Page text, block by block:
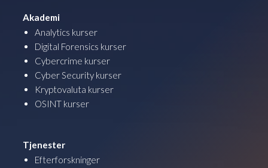
Akademi
Analytics kurser
Digital Forensics kurser
Cybercrime kurser
Cyber Security kurser
Kryptovaluta kurser
OSINT kurser
Tjenester
Efterforskninger